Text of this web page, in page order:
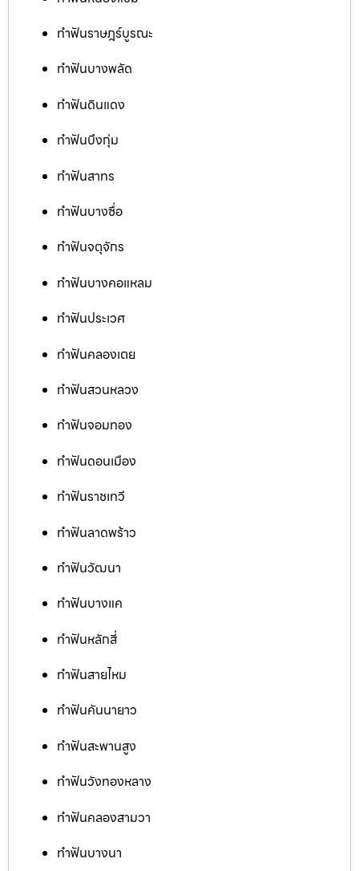
ทำฟันราษฎร์บูรณะ
ทำฟันบางพลัด
ทำฟันดินแดง
ทำฟันบึงกุ่ม
ทำฟันสาทร
ทำฟันบางซื่อ
ทำฟันจตุจักร
ทำฟันบางคอแหลม
ทำฟันประเวศ
ทำฟันคลองเตย
ทำฟันสวนหลวง
ทำฟันจอมทอง
ทำฟันดอนเมือง
ทำฟันราชเทวี
ทำฟันลาดพร้าว
ทำฟันวัฒนา
ทำฟันบางแค
ทำฟันหลักสี่
ทำฟันสายไหม
ทำฟันคันนายาว
ทำฟันสะพานสูง
ทำฟันวังทองหลาง
ทำฟันคลองสามวา
ทำฟันบางนา